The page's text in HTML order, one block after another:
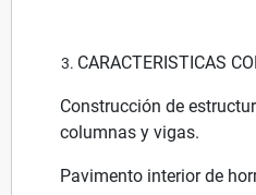
CARACTERISTICAS
Construcción de
columnas y vigas.
Pavimento interior de